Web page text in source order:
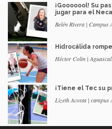
¡Gooooool! Su
jugar para el
Belén Rivera | Campus
Hidrocálida
Héctor Colin |
¡Tiene el Tec su
Lizeth Acosta | campus